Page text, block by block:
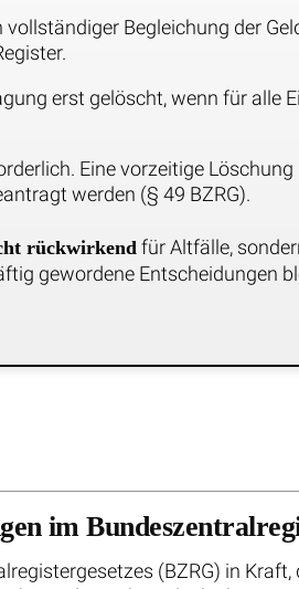
Begleichung der
erst gelöscht, wenn für alle
Eine vorzeitige
werden (§ 49 BZRG).
rückwirkend für Altfälle,
gewordene Entscheidungen
im
(BZRG) in